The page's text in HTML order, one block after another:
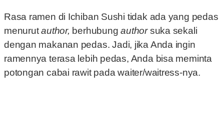
Rasa ramen di Ichiban Sushi tidak ada yang pedas
menurutauthor, berhubungauthorsuka sekali
dengan makanan pedas. Jadi, jika Anda ingin
ramennya terasa lebih pedas, Anda bisa meminta
potongan cabai rawit pada waiter/waitress-nya.